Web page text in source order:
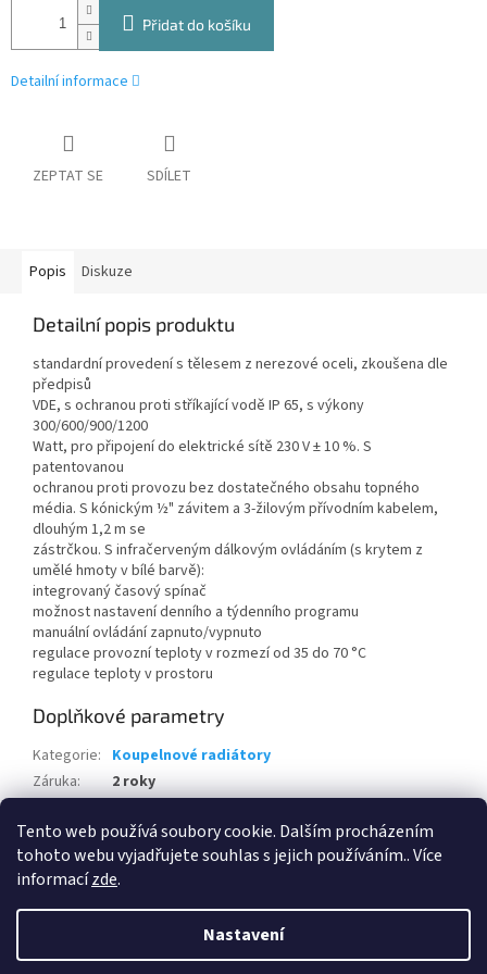
Tento web používá soubory cookie. Dalším procházením
tohoto webu vyjadřujete souhlas s jejich používáním.. Více
informacízde.
Nastavení
Přidat do košíku
Detailní informace
ZEPTAT SE SDÍLET
Popis Diskuze
Detailní popis produktu
standardní provedení s tělesem z nerezové oceli, zkoušena dle
předpisů
VDE, s ochranou proti stříkající vodě IP 65, s výkony
300/600/900/1200
Watt, pro připojení do elektrické sítě 230 V ± 10 %. S
patentovanou
ochranou proti provozu bez dostatečného obsahu topného
média. S kónickým ½" závitem a 3-žilovým přívodním kabelem,
dlouhým 1,2 m se
zástrčkou. S infračerveným dálkovým ovládáním (s krytem z
umělé hmoty v bílé barvě):
integrovaný časový spínač
možnost nastavení denního a týdenního programu
manuální ovládání zapnuto/vypnuto
regulace provozní teploty v rozmezí od 35 do 70 °C
regulace teploty v prostoru
Doplňkové parametry
Kategorie: Koupelnové radiátory
Záruka:
2 roky
EAN: 7640120327156
Vytvořil Shoptet